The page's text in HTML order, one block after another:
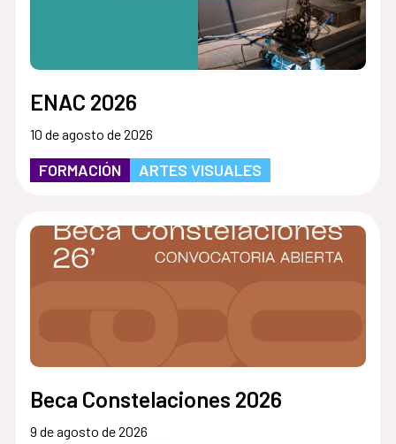
ENAC 2026
10 de agosto de 2026
FORMACIÓN ARTES VISUALES
Beca Constelaciones 2026
9 de agosto de 2026